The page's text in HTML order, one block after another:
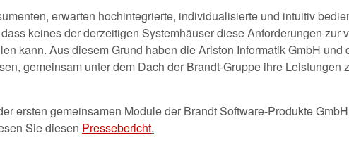
erwarten hochintegrierte, individualisierte und intuitiv
keines der derzeitigen Systemhäuser diese Anforderungen zur
kann. Aus diesem Grund haben die Ariston Informatik GmbH und
gemeinsam unter dem Dach der Brandt-Gruppe ihre Leistungen
ersten gemeinsamen Module der Brandt Software-Produkte
Sie diesen Pressebericht.